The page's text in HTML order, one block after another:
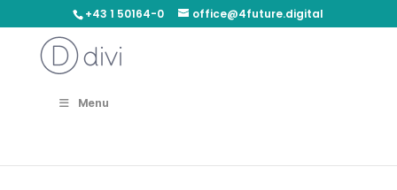
+43 1 50164-0 office@4future.digital
Menu